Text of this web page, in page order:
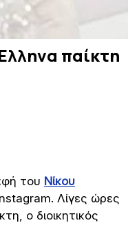
παίκτη
του Νίκου
Λίγες ώρες
ο διοικητικός